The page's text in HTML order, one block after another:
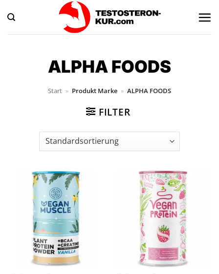
Inhalt
springen
ALPHA FOODS
Start » Produkt Marke » ALPHA FOODS
FILTER